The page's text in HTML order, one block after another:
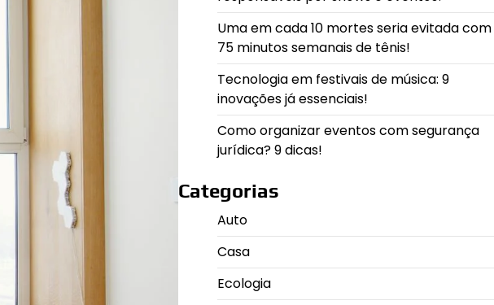
Uma em cada 10 mortes seria evitada com
75 minutos semanais de tênis!
Tecnologia em festivais de música: 9
inovações já essenciais!
Como organizar eventos com segurança
jurídica? 9 dicas!
Categorias
Auto
Casa
Ecologia